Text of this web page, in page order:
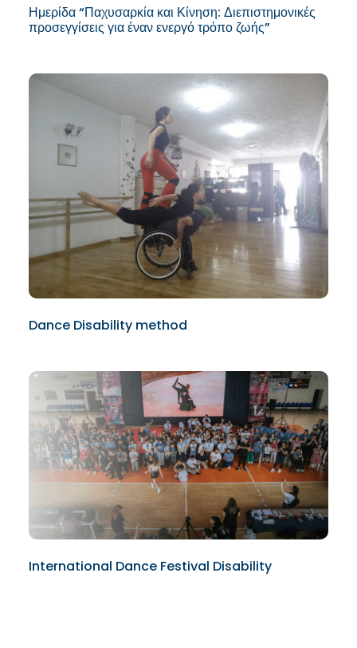
Ημερίδα “Παχυσαρκία και Κίνηση: Διεπιστημονικές
προσεγγίσεις για έναν ενεργό τρόπο ζωής”
Dance Disability method
International Dance Festival Disability